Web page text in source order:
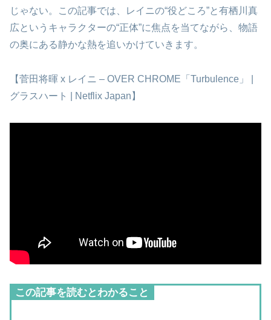
じゃない。この記事では、レイニの“役どころ”と有栖川真
広というキャラクターの“正体”に焦点を当てながら、物語
の奥にある静かな熱を追いかけていきます。
【菅田将暉 x レイニ – OVER CHROME「Turbulence」 |
グラスハート | Netflix Japan】
この記事を読むとわかること